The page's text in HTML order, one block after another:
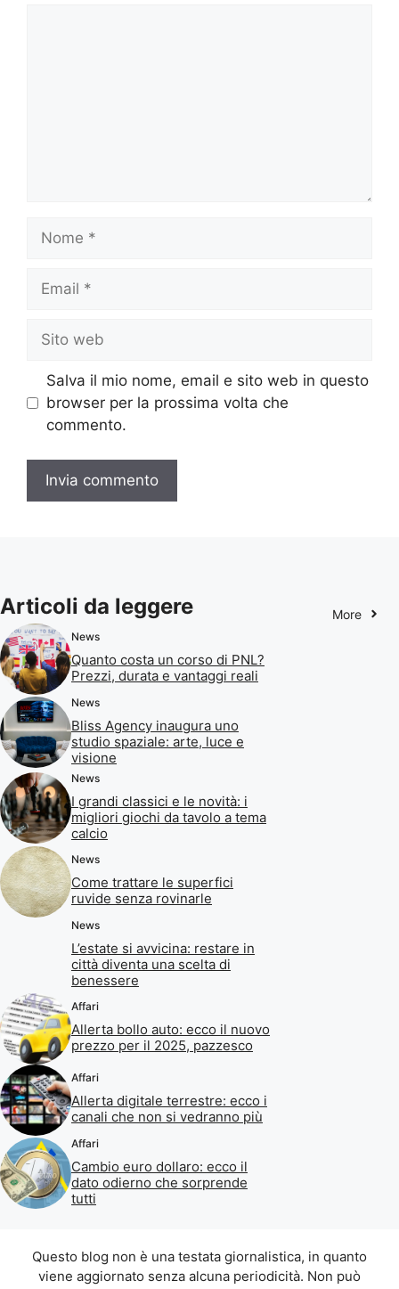
Nome
Email
Sito
web
Salva il mio nome, email e sito web in questo
browser per la prossima volta che
commento.
Articoli da leggere More
News
Quanto costa un corso di PNL?
Prezzi, durata e vantaggi reali
News
Bliss Agency inaugura uno
studio spaziale: arte, luce e
visione
News
I grandi classici e le novità: i
migliori giochi da tavolo a tema
calcio
News
Come trattare le superfici
ruvide senza rovinarle
News
L’estate si avvicina: restare in
città diventa una scelta di
benessere
Affari
Allerta bollo auto: ecco il nuovo
prezzo per il 2025, pazzesco
Affari
Allerta digitale terrestre: ecco i
canali che non si vedranno più
Affari
Cambio euro dollaro: ecco il
dato odierno che sorprende
tutti
Questo blog non è una testata giornalistica, in quanto
viene aggiornato senza alcuna periodicità. Non può